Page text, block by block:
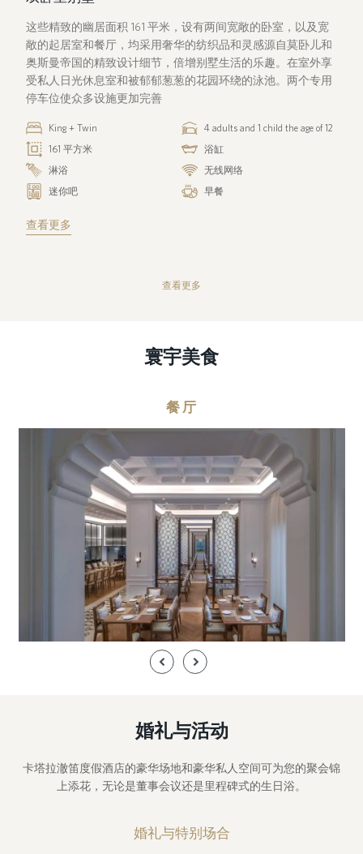
这些精致的幽居面积 161 平米，设有两间宽敞的卧室，以及宽
敞的起居室和餐厅，均采用奢华的纺织品和灵感源自莫卧儿和
奥斯曼帝国的精致设计细节，倍增别墅生活的乐趣。在室外享
受私人日光休息室和被郁郁葱葱的花园环绕的泳池。两个专用
停车位使众多设施更加完善
King + Twin
4 adults and 1 child the age of 12
161 平方米
浴缸
淋浴
无线网络
迷你吧
早餐
查看更多
查看更多
寰宇美食
餐厅
The Restaurant 餐厅位于泳池池畔，可欣赏令人放松的海景，餐厅
拥有宽敞的露台，为在阳光下用餐的客人提供休闲的户外用餐体
验，其室内餐厅则拥有高高的方格天花板，提供温馨的室 ...
PreviousNext
婚礼与活动
卡塔拉澈笛度假酒店的豪华场地和豪华私人空间可为您的聚会锦
上添花，无论是董事会议还是里程碑式的生日浴。
婚礼与特别场合